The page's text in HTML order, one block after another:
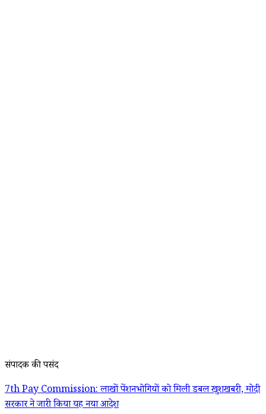
संपादक की पसंद
7th Pay Commission: लाखों पेंशनभोगियों को मिली डबल खुशखबरी, मोदी
सरकार ने जारी किया यह नया आदेश